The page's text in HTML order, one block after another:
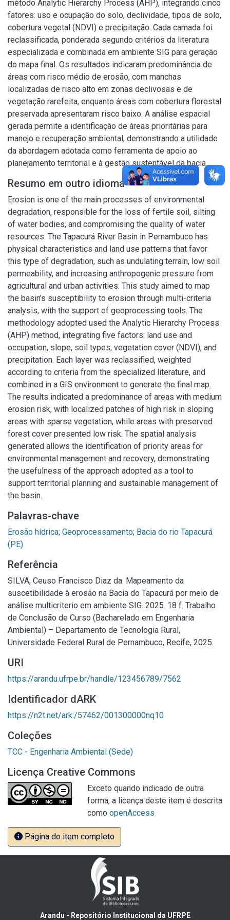
método Analytic Hierarchy Process (AHP), integrando cinco
fatores: uso e ocupação do solo, declividade, tipos de solo,
cobertura vegetal (NDVI) e precipitação. Cada camada foi
reclassificada, ponderada segundo critérios da literatura
especializada e combinada em ambiente SIG para geração
do mapa final. Os resultados indicaram predominância de
áreas com risco médio de erosão, com manchas
localizadas de risco alto em zonas declivosas e de
vegetação rarefeita, enquanto áreas com cobertura florestal
preservada apresentaram risco baixo. A análise espacial
gerada permite a identificação de áreas prioritárias para
manejo e recuperação ambiental, demonstrando a utilidade
da abordagem adotada como ferramenta de apoio ao
planejamento territorial e à gestão sustentável da bacia.
Resumo em outro idioma
Erosion is one of the main processes of environmental
degradation, responsible for the loss of fertile soil, silting
of water bodies, and compromising the quality of water
resources. The Tapacurá River Basin in Pernambuco has
physical characteristics and land use patterns that favor
this type of degradation, such as undulating terrain, low soil
permeability, and increasing anthropogenic pressure from
agricultural and urban activities. This study aimed to map
the basin's susceptibility to erosion through multi-criteria
analysis, with the support of geoprocessing tools. The
methodology adopted used the Analytic Hierarchy Process
(AHP) method, integrating five factors: land use and
occupation, slope, soil types, vegetation cover (NDVI), and
precipitation. Each layer was reclassified, weighted
according to criteria from the specialized literature, and
combined in a GIS environment to generate the final map.
The results indicated a predominance of areas with medium
erosion risk, with localized patches of high risk in sloping
areas with sparse vegetation, while areas with preserved
forest cover presented low risk. The spatial analysis
generated allows the identification of priority areas for
environmental management and recovery, demonstrating
the usefulness of the approach adopted as a tool to
support territorial planning and sustainable management of
the basin.
Palavras-chave
Erosão hídrica; Geoprocessamento; Bacia do rio Tapacurá
(PE)
Referência
SILVA, Ceuso Francisco Diaz da. Mapeamento da
suscetibilidade à erosão na Bacia do Tapacurá por meio de
análise multicriterio em ambiente SIG. 2025. 18 f. Trabalho
de Conclusão de Curso (Bacharelado em Engenharia
Ambiental) – Departamento de Tecnologia Rural,
Universidade Federal Rural de Pernambuco, Recife, 2025.
URI
https://arandu.ufrpe.br/handle/123456789/7562
Identificador dARK
https://n2t.net/ark:/57462/001300000nq10
Coleções
TCC - Engenharia Ambiental (Sede)
Licença Creative Commons
Exceto quando indicado de outra
forma, a licença deste item é descrita
como openAccess
Página do item completo
Arandu - Repositório Institucional da UFRPE